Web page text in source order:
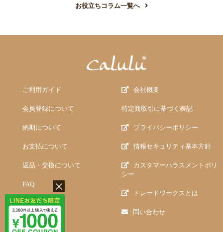
お役立ちコラム一覧へ
ご利用ガイド
会員登録について
納期について
お支払について
返品・交換について
FAQ
会社概要
特定商取引に基づく表記
プライバシーポリシー
情報セキュリティ基本方針
カスタマーハラスメントポリ
シー
トレードワークスとは
問い合わせ